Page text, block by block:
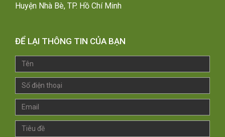
Huyện Nhà Bè, TP. Hồ Chí Minh
ĐỂ LẠI THÔNG TIN CỦA BẠN